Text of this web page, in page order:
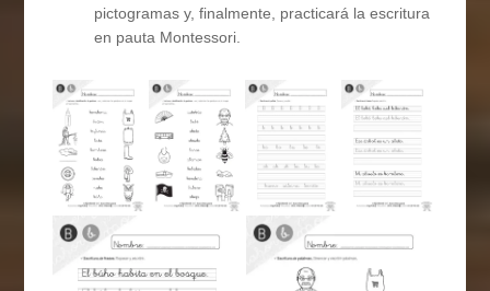
pictogramas y, finalmente, practicará la escritura
en pauta Montessori.